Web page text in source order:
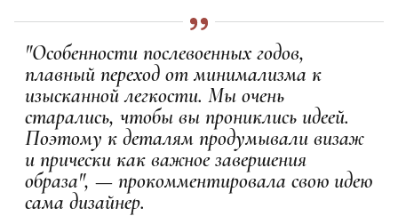
"Особенности послевоенных годов,
плавный переход от минимализма к
изысканной легкости. Мы очень
старались, чтобы вы прониклись идеей.
Поэтому к деталям продумывали визаж
и прически как важное завершения
образа", — прокомментировала свою идею
сама дизайнер.